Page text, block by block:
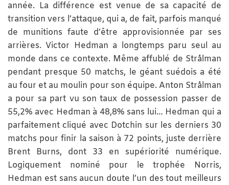
année. La différence est venue de sa capacité de
transition vers l’attaque, qui a, de fait, parfois manqué
de munitions faute d’être approvisionnée par ses
arrières. Victor Hedman a longtemps paru seul au
monde dans ce contexte. Même affublé de Strålman
pendant presque 50 matchs, le géant suédois a été
au four et au moulin pour son équipe. Anton Strålman
a pour sa part vu son taux de possession passer de
55,2% avec Hedman à 48,8% sans lui… Hedman qui a
parfaitement cliqué avec Dotchin sur les derniers 30
matchs pour finir la saison à 72 points, juste derrière
Brent Burns, dont 33 en supériorité numérique.
Logiquement nominé pour le trophée Norris,
Hedman est sans aucun doute l’un des tout meilleurs